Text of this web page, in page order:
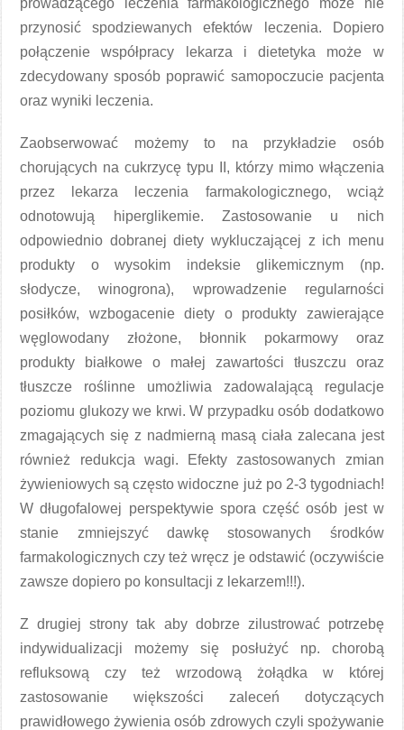
prowadzącego leczenia farmakologicznego może nie
przynosić spodziewanych efektów leczenia. Dopiero
połączenie współpracy lekarza i dietetyka może w
zdecydowany sposób poprawić samopoczucie pacjenta
oraz wyniki leczenia.
Zaobserwować możemy to na przykładzie osób
chorujących na cukrzycę typu II, którzy mimo włączenia
przez lekarza leczenia farmakologicznego, wciąż
odnotowują hiperglikemie. Zastosowanie u nich
odpowiednio dobranej diety wykluczającej z ich menu
produkty o wysokim indeksie glikemicznym (np.
słodycze, winogrona), wprowadzenie regularności
posiłków, wzbogacenie diety o produkty zawierające
węglowodany złożone, błonnik pokarmowy oraz
produkty białkowe o małej zawartości tłuszczu oraz
tłuszcze roślinne umożliwia zadowalającą regulacje
poziomu glukozy we krwi. W przypadku osób dodatkowo
zmagających się z nadmierną masą ciała zalecana jest
również redukcja wagi. Efekty zastosowanych zmian
żywieniowych są często widoczne już po 2-3 tygodniach!
W długofalowej perspektywie spora część osób jest w
stanie zmniejszyć dawkę stosowanych środków
farmakologicznych czy też wręcz je odstawić (oczywiście
zawsze dopiero po konsultacji z lekarzem!!!).
Z drugiej strony tak aby dobrze zilustrować potrzebę
indywidualizacji możemy się posłużyć np. chorobą
refluksową czy też wrzodową żołądka w której
zastosowanie większości zaleceń dotyczących
prawidłowego żywienia osób zdrowych czyli spożywanie